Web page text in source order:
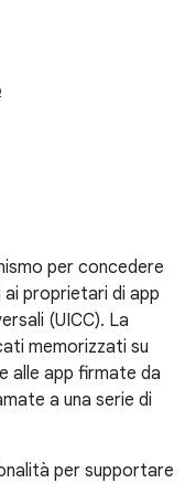
per concedere
ai proprietari di app
(UICC). La
memorizzati su
alle app firmate da
a una serie di
per supportare